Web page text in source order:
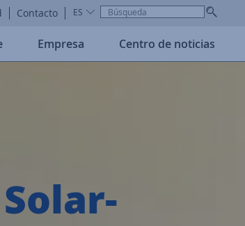
ES
Contacto
Empresa Centro de noticias